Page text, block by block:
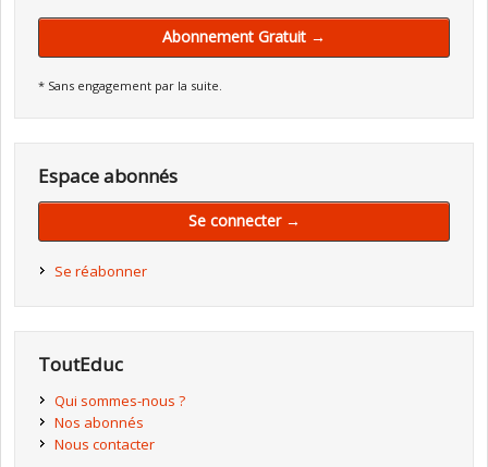
Abonnement Gratuit →
* Sans engagement par la suite.
Espace abonnés
Se connecter →
Se réabonner
ToutEduc
Qui sommes-nous ?
Nos abonnés
Nous contacter